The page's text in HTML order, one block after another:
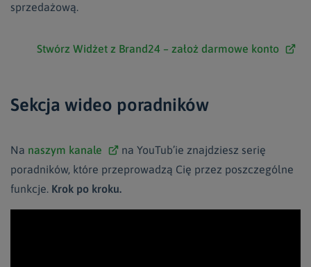
sprzedażową.
Stwórz Widżet z Brand24 – założ darmowe konto
Sekcja wideo poradników
Na naszym kanale
na YouTub’ie znajdziesz serię
poradników, które przeprowadzą Cię przez poszczególne
funkcje. Krok po kroku.